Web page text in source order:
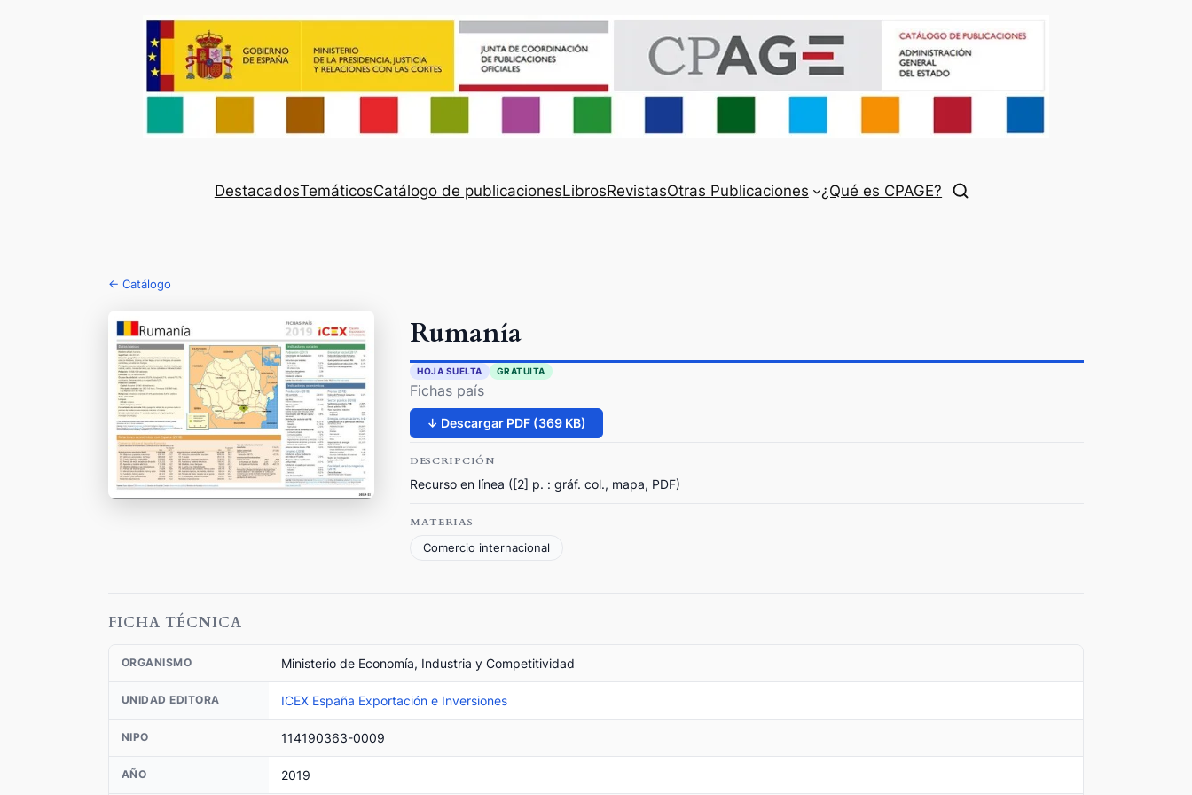
DestacadosTemáticosCatálogo de publicacionesLibrosRevistasOtras Publicaciones ¿Qué es CPAGE?
← Catálogo
Rumanía
HOJA SUELTA GRATUITA
Fichas país
↓ Descargar PDF (369 KB)
DESCRIPCIÓN
Recurso en línea ([2] p. : gráf. col., mapa, PDF)
MATERIAS
Comercio internacional
FICHA TÉCNICA
ORGANISMO Ministerio de Economía, Industria y Competitividad
UNIDAD EDITORA ICEX España Exportación e Inversiones
NIPO 114190363-0009
AÑO 2019